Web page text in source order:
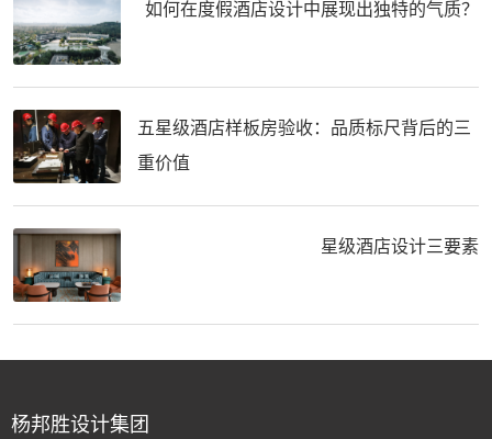
如何在度假酒店设计中展现出独特的气质？
五星级酒店样板房验收：品质标尺背后的三
重价值
星级酒店设计三要素
杨邦胜设计集团